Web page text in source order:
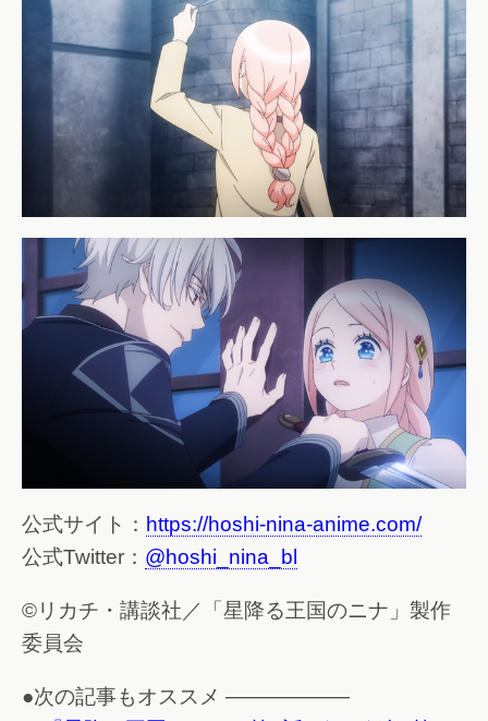
公式サイト： https://hoshi-nina-anime.com/
公式Twitter： @hoshi_nina_bl
©リカチ・講談社／「星降る王国のニナ」製作
委員会
●次の記事もオススメ ——————